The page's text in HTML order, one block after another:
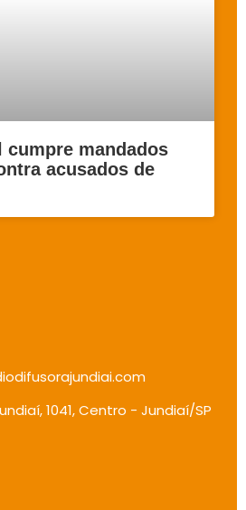
cumpre mandados
acusados de
1041, Centro - Jundiaí/SP